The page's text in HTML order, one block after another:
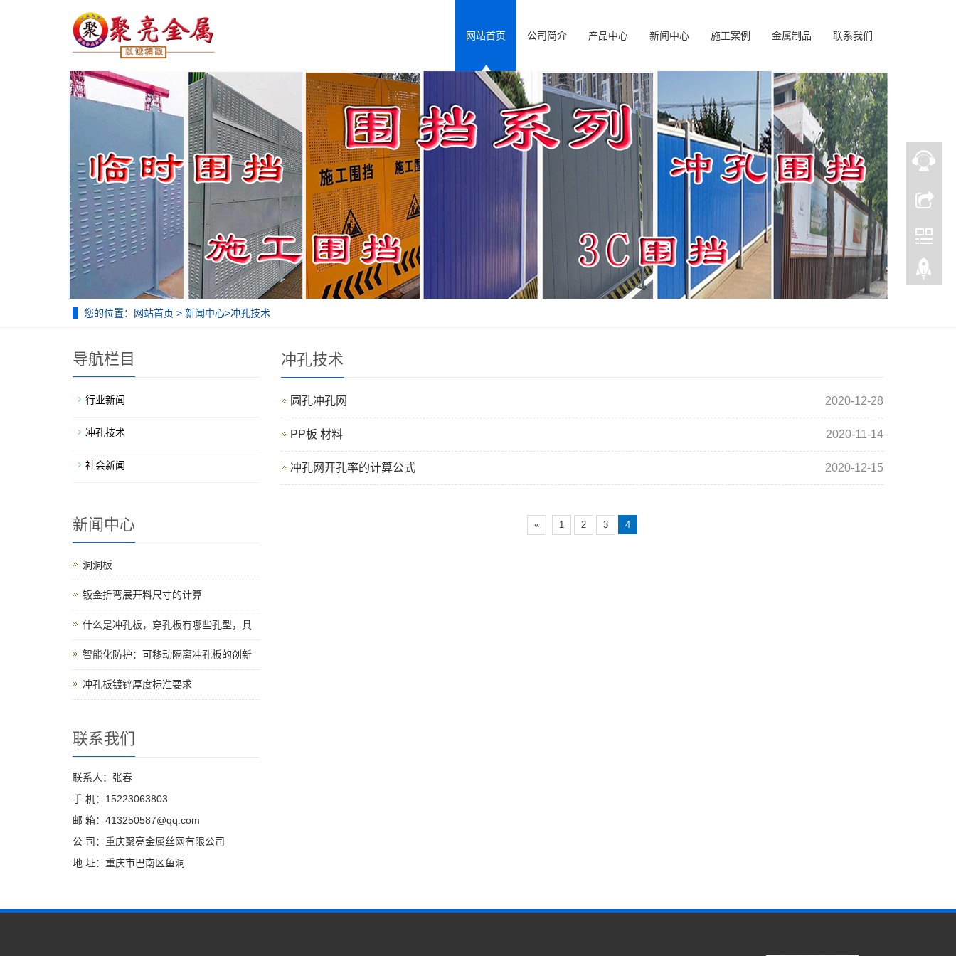
网站首页 公司简介 产品中心 新闻中心 施工案例 金属制品 联系我们
您的位置： 网站首页 > 新闻中心>冲孔技术
冲孔技术
圆孔冲孔网 2020-12-28
PP板 材料 2020-11-14
冲孔网开孔率的计算公式 2020-12-15
« 1 2 3 4
导航栏目
行业新闻
冲孔技术
社会新闻
新闻中心
洞洞板
钣金折弯展开料尺寸的计算
什么是冲孔板，穿孔板有哪些孔型，具
智能化防护：可移动隔离冲孔板的创新
冲孔板镀锌厚度标准要求
联系我们
联系人：张春
手 机：15223063803
邮 箱：413250587@qq.com
公 司：重庆聚亮金属丝网有限公司
地 址：重庆市巴南区鱼洞